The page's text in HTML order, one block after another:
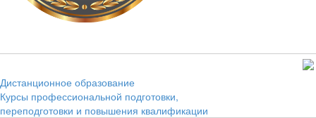
Дистанционное образование
Курсы профессиональной подготовки,
переподготовки и повышения квалификации